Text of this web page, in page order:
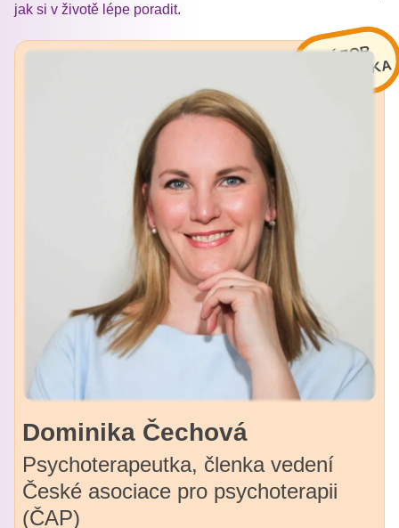
jak si v životě lépe poradit.
N
ÁZ
O
R
O
D
B
O
R
NÍ
K
A
Dominika Čechová
Psychoterapeutka, členka vedení
České asociace pro psychoterapii
(ČAP)